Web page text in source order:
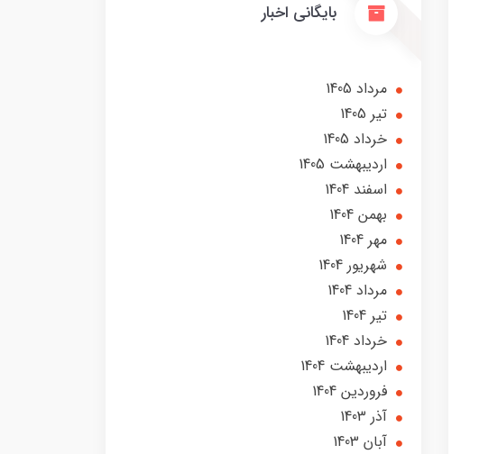
بایگانی اخبار
مرداد 1405
تير 1405
خرداد 1405
ارديبهشت 1405
اسفند 1404
بهمن 1404
مهر 1404
شهریور 1404
مرداد 1404
تير 1404
خرداد 1404
ارديبهشت 1404
فروردین 1404
آذر 1403
آبان 1403